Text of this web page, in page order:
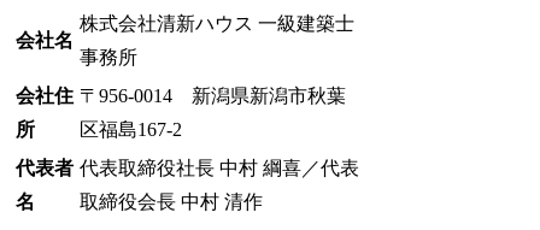
会社名
株式会社清新ハウス 一級建築士
事務所
会社住
所
〒956-0014 新潟県新潟市秋葉
区福島167-2
代表者
名
代表取締役社長 中村 綱喜／代表
取締役会長 中村 清作